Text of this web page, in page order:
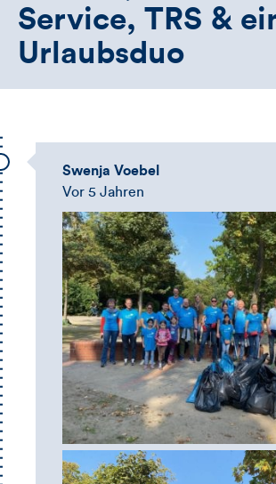
Service, TRS &
Urlaubsduo
Swenja Voebel
Vor 5 Jahren